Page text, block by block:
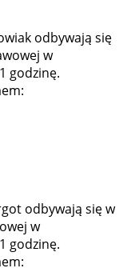
odbywają się
w
godzinę.
odbywają się w
w
godzinę.